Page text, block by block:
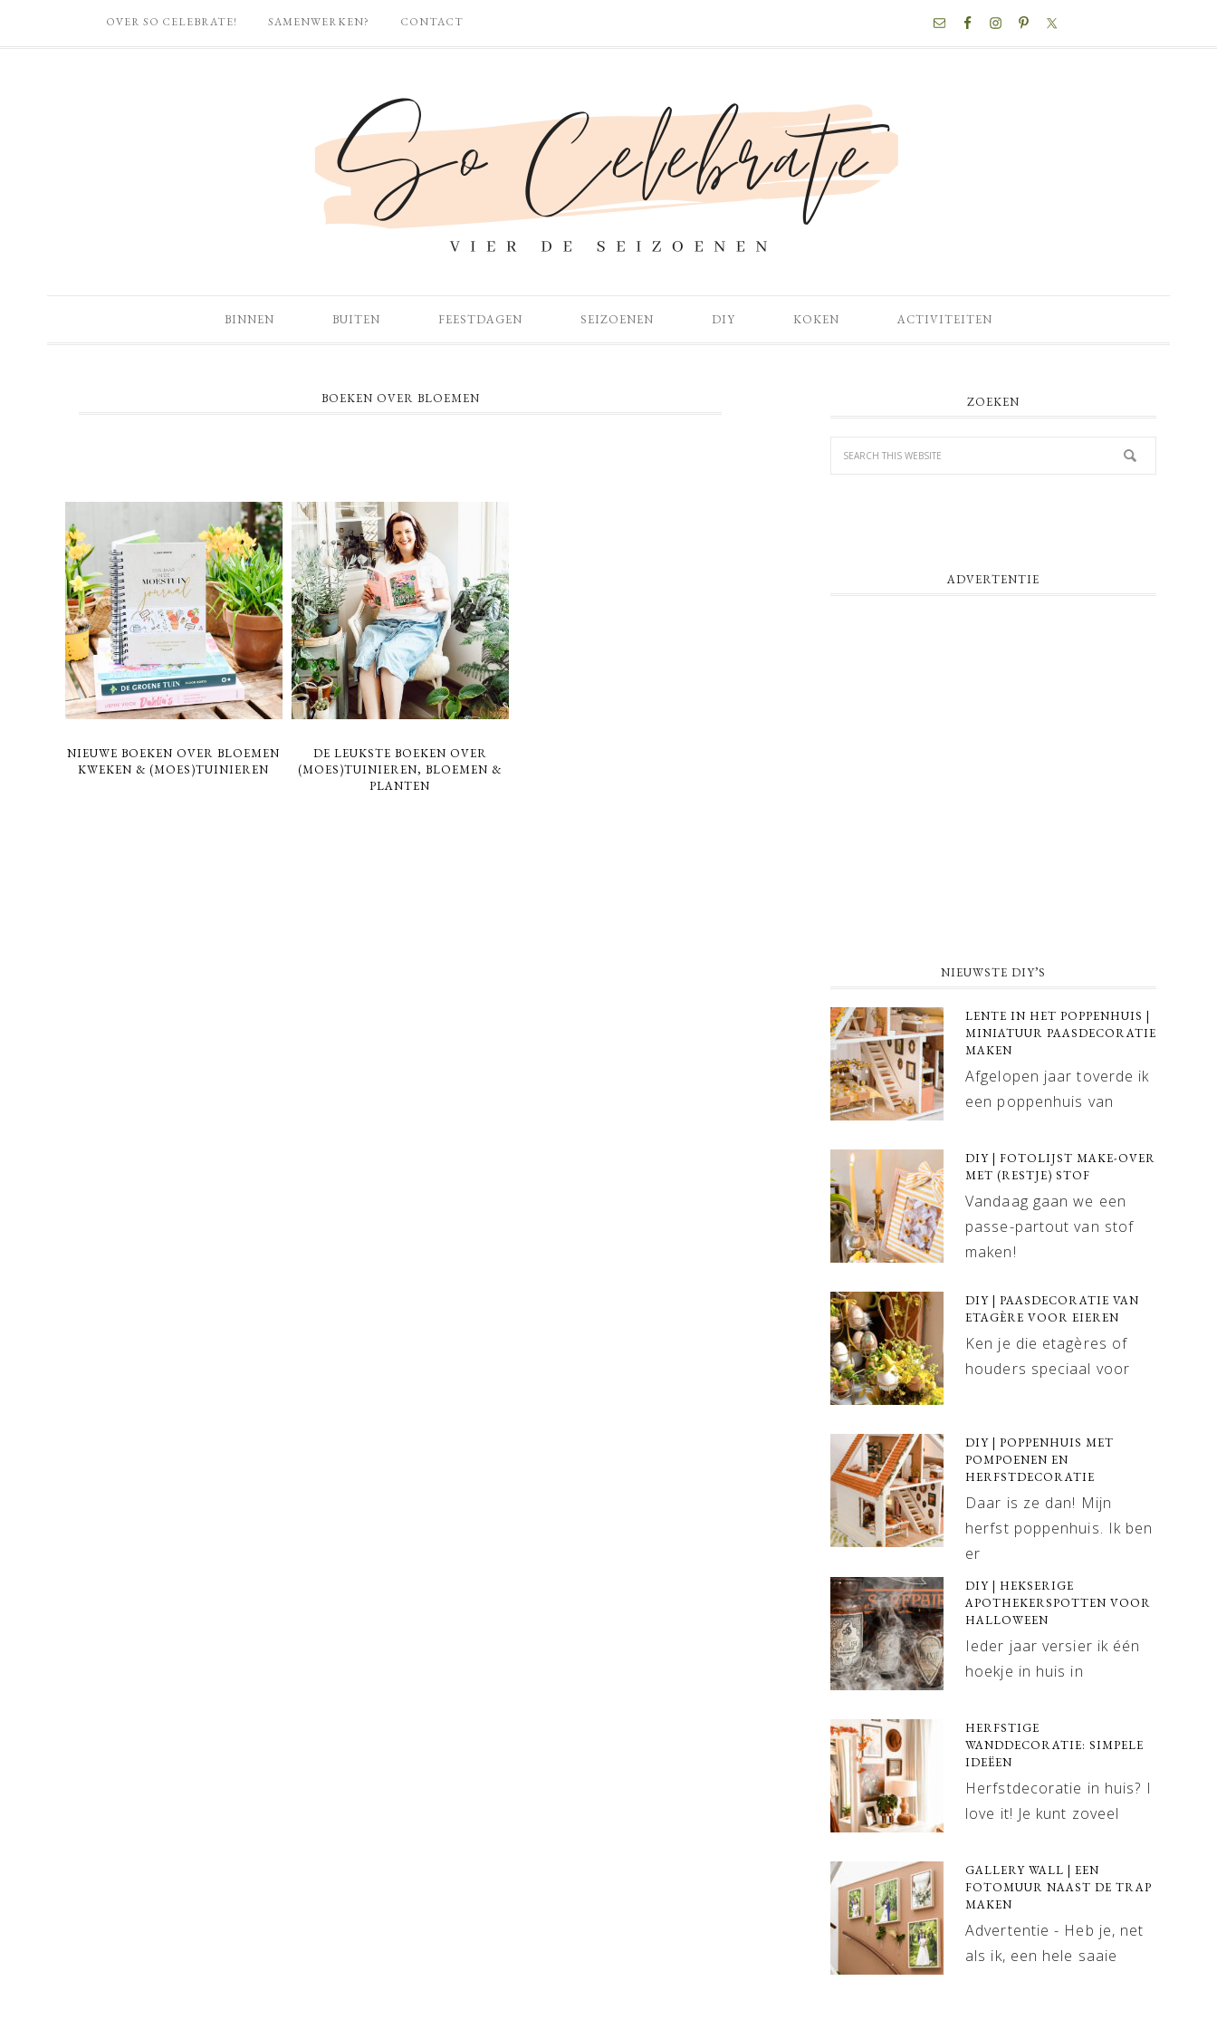
OVER SO CELEBRATE! SAMENWERKEN? CONTACT
BINNEN BUITEN FEESTDAGEN SEIZOENEN DIY KOKEN ACTIVITEITEN
BOEKEN OVER BLOEMEN
NIEUWE BOEKEN OVER BLOEMEN
KWEKEN & (MOES)TUINIEREN
DE LEUKSTE BOEKEN OVER
(MOES)TUINIEREN, BLOEMEN &
PLANTEN
ZOEKEN
ADVERTENTIE
NIEUWSTE DIY’S
LENTE IN HET POPPENHUIS |
MINIATUUR PAASDECORATIE
MAKEN
Afgelopen jaar toverde ik
een poppenhuis van
DIY | FOTOLIJST MAKE-OVER
MET (RESTJE) STOF
Vandaag gaan we een
passe-partout van stof
maken!
DIY | PAASDECORATIE VAN
ETAGÈRE VOOR EIEREN
Ken je die etagères of
houders speciaal voor
DIY | POPPENHUIS MET
POMPOENEN EN
HERFSTDECORATIE
Daar is ze dan! Mijn
herfst poppenhuis. Ik ben
er
DIY | HEKSERIGE
APOTHEKERSPOTTEN VOOR
HALLOWEEN
Ieder jaar versier ik één
hoekje in huis in
HERFSTIGE
WANDDECORATIE: SIMPELE
IDEËEN
Herfstdecoratie in huis? I
love it! Je kunt zoveel
GALLERY WALL | EEN
FOTOMUUR NAAST DE TRAP
MAKEN
Advertentie - Heb je, net
als ik, een hele saaie